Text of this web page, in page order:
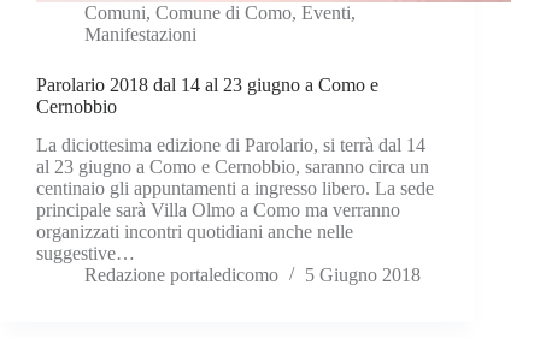
Comuni, Comune di Como, Eventi,
Manifestazioni
Parolario 2018 dal 14 al 23 giugno a Como e
Cernobbio
La diciottesima edizione di Parolario, si terrà dal 14
al 23 giugno a Como e Cernobbio, saranno circa un
centinaio gli appuntamenti a ingresso libero. La sede
principale sarà Villa Olmo a Como ma verranno
organizzati incontri quotidiani anche nelle
suggestive…
Redazione portaledicomo
5 Giugno 2018